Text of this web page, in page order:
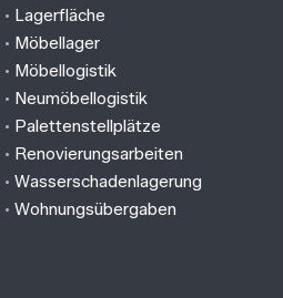
• Lagerfläche
• Möbellager
• Möbellogistik
• Neumöbellogistik
• Palettenstellplätze
• Renovierungsarbeiten
•Wasserschadenlagerung
•Wohnungsübergaben